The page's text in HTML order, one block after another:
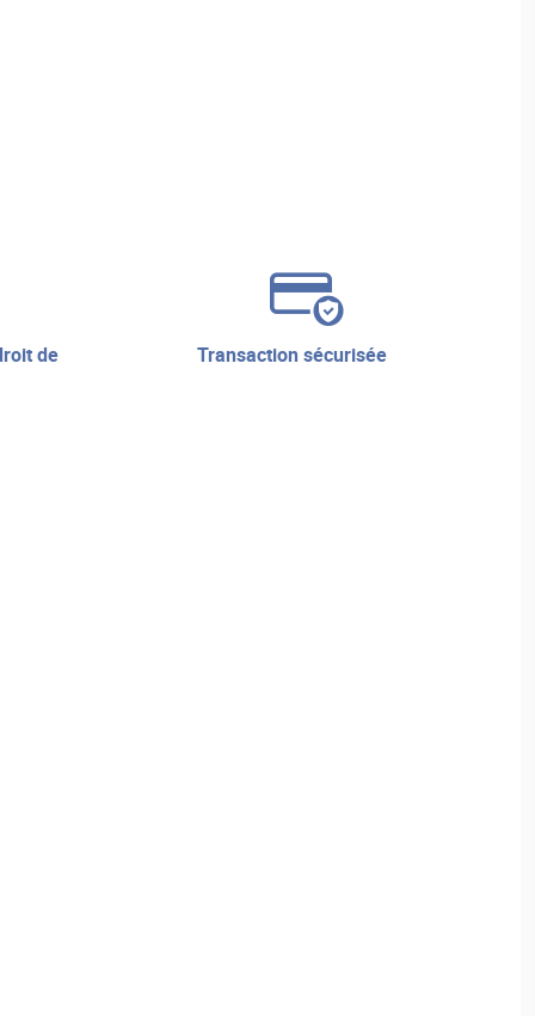
transaction sécurisée